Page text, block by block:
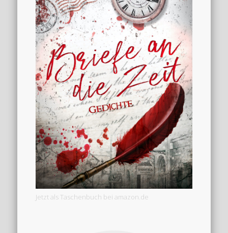
Jetzt als Taschenbuch bei amazon.de